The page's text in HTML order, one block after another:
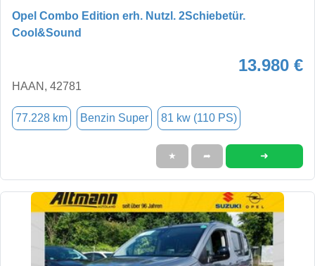
Opel Combo Edition erh. Nutzl. 2Schiebetür.
Cool&Sound
13.980 €
HAAN, 42781
77.228 km Benzin Super 81 kw (110 PS)
★ ➦ ➜